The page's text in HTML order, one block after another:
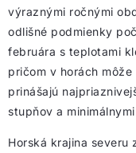
výraznými ročnými
odlišné podmienky
februára s teplotami
pričom v horách
prinášajú
stupňov a
Horská krajina severu